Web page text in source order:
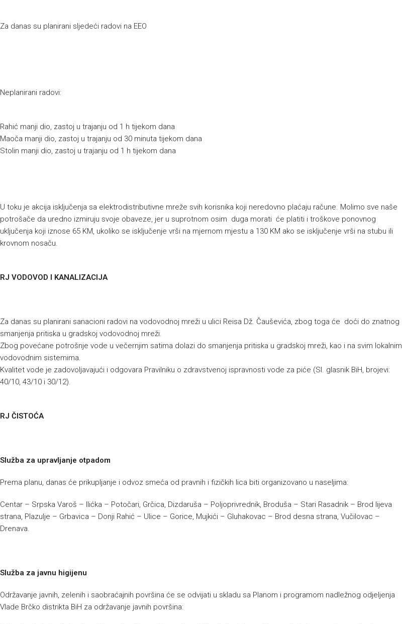
Za danas su planirani sljedeći radovi na EEO
Neplanirani radovi:
Rahić manji dio, zastoj u trajanju od 1 h tijekom dana
Maoča manji dio, zastoj u trajanju od 30 minuta tijekom dana
Stolin manji dio, zastoj u trajanju od 1 h tijekom dana
U toku je akcija isključenja sa elektrodistributivne mreže svih korisnika koji neredovno plaćaju račune. Molimo sve naše
potrošače da uredno izmiruju svoje obaveze, jer u suprotnom osim duga morati će platiti i troškove ponovnog
uključenja koji iznose 65 KM, ukoliko se isključenje vrši na mjernom mjestu a 130 KM ako se isključenje vrši na stubu ili
krovnom nosaču.
RJ VODOVOD I KANALIZACIJA
Za danas su planirani sanacioni radovi na vodovodnoj mreži u ulici Reisa Dž. Čauševića, zbog toga će doći do znatnog
smanjenja pritiska u gradskoj vodovodnoj mreži.
Zbog povećane potrošnje vode u večernjim satima dolazi do smanjenja pritiska u gradskoj mreži, kao i na svim lokalnim
vodovodnim sistemima.
Kvalitet vode je zadovoljavajući i odgovara Pravilniku o zdravstvenoj ispravnosti vode za piće (Sl. glasnik BiH, brojevi:
40/10, 43/10 i 30/12).
RJ ČISTOĆA
Služba za upravljanje otpadom
Prema planu, danas će prikupljanje i odvoz smeća od pravnih i fizičkih lica biti organizovano u naseljima:
Centar – Srpska Varoš – Ilićka – Potočari, Grčica, Dizdaruša – Poljoprivrednik, Broduša – Stari Rasadnik – Brod lijeva
strana, Plazulje – Grbavica – Donji Rahić – Ulice – Gorice, Mujkići – Gluhakovac – Brod desna strana, Vučilovac –
Drenava.
Služba za javnu higijenu
Održavanje javnih, zelenih i saobraćajnih površina će se odvijati u skladu sa Planom i programom nadležnog odjeljenja
Vlade Brčko distrikta BiH za održavanje javnih površina: